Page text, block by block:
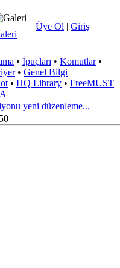
Üye Ol | Giriş
• İpuçları • Komutlar•
• Genel Bilgi
• HQ Library • FreeMUST
yeni düzenleme...